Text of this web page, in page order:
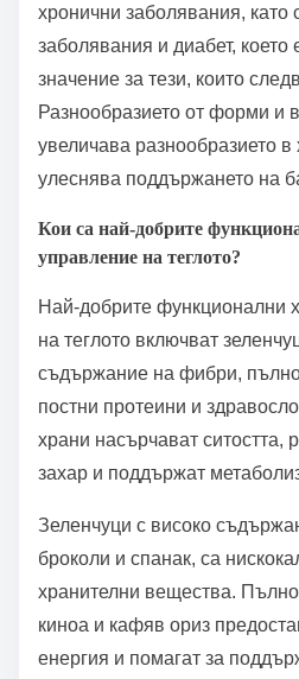
хронични заболявания, като
заболявания и диабет,
значение за тези, които
Разнообразието от форми и
увеличава разнообразието в
улеснява поддържането на
Кои са най-добрите
управление на теглото?
Най-добрите функционални
на теглото включват
съдържание на фибри,
постни протеини и
храни насърчават ситостта,
захар и поддържат
Зеленчуци с високо
броколи и спанак, са
хранителни вещества.
киноа и кафяв ориз
енергия и помагат за